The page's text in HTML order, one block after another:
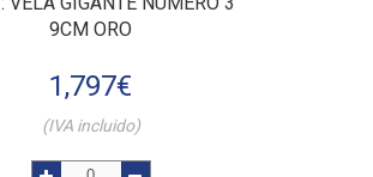
9CM ORO
1,797€
(IVA incluido)